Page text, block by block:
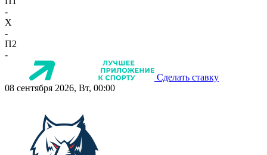
-
X
-
П2
-
Сделать ставку
08 сентября 2026, Вт, 00:00